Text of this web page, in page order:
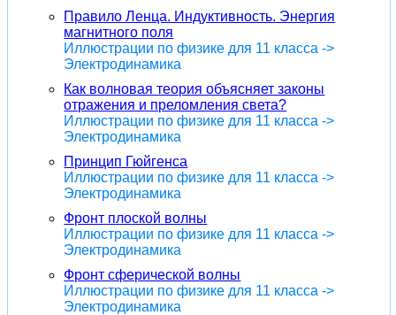
Правило Ленца. Индуктивность. Энергия
магнитного поля
Иллюстрации по физике для 11 класса ->
Электродинамика
Как волновая теория объясняет законы
отражения и преломления света?
Иллюстрации по физике для 11 класса ->
Электродинамика
Принцип Гюйгенса
Иллюстрации по физике для 11 класса ->
Электродинамика
Фронт плоской волны
Иллюстрации по физике для 11 класса ->
Электродинамика
Фронт сферической волны
Иллюстрации по физике для 11 класса ->
Электродинамика